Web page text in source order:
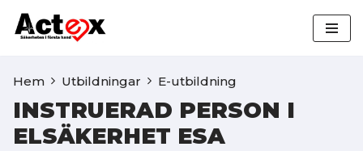
Hoppa
innehåll
Hem Utbildningar E-utbildning
INSTRUERAD PERSON I
ELSÄKERHET ESA